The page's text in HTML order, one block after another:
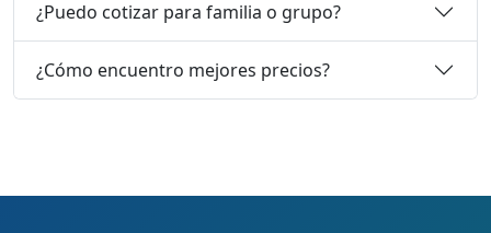
¿Puedo cotizar para familia o grupo?
¿Cómo encuentro mejores precios?